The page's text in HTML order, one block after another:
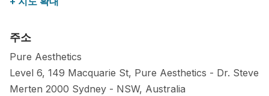
주소
Pure Aesthetics
Level 6, 149 Macquarie St, Pure Aesthetics - Dr. Steve
Merten 2000 Sydney - NSW, Australia